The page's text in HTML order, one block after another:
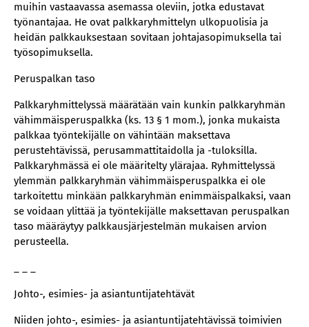
muihin vastaavassa asemassa oleviin, jotka edustavat
työnantajaa. He ovat palkkaryhmittelyn ulkopuolisia ja
heidän palkkauksestaan sovitaan johtajasopimuksella tai
työsopimuksella.
Peruspalkan taso
Palkkaryhmittelyssä määrätään vain kunkin palkkaryhmän
vähimmäisperuspalkka (ks. 13 § 1 mom.), jonka mukaista
palkkaa työntekijälle on vähintään maksettava
perustehtävissä, perusammattitaidolla ja -tuloksilla.
Palkkaryhmässä ei ole määritelty ylärajaa. Ryhmittelyssä
ylemmän palkkaryhmän vähimmäisperuspalkka ei ole
tarkoitettu minkään palkkaryhmän enimmäispalkaksi, vaan
se voidaan ylittää ja työntekijälle maksettavan peruspalkan
taso määräytyy palkkausjärjestelmän mukaisen arvion
perusteella.
Johto-, esimies- ja asiantuntijatehtävät
Niiden johto-, esimies- ja asiantuntijatehtävissä toimivien